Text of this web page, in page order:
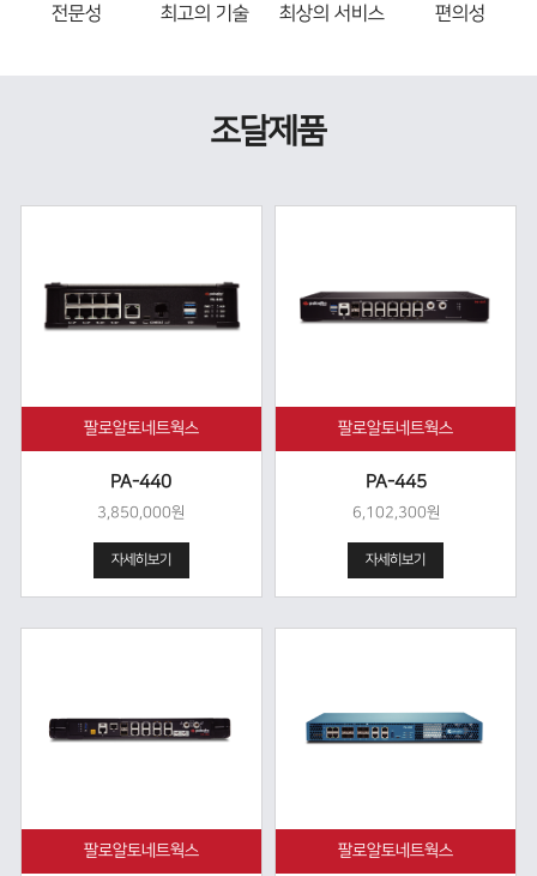
전문성 최고의 기술 최상의 서비스 편의성
조달제품
팔로알토네트웍스
PA-440
3,850,000원
자세히보기
팔로알토네트웍스
PA-445
6,102,300원
자세히보기
팔로알토네트웍스 팔로알토네트웍스